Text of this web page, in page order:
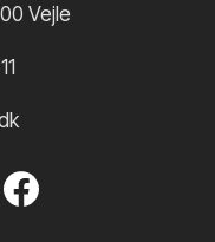
Vejle